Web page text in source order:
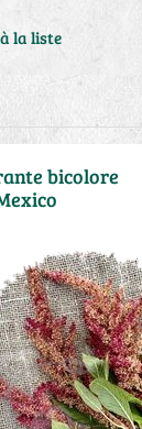
la liste
bicolore